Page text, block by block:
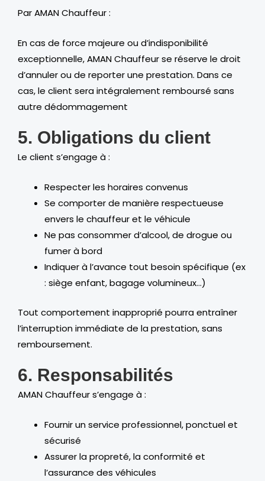
Par AMAN Chauffeur :
En cas de force majeure ou d’indisponibilité
exceptionnelle, AMAN Chauffeur se réserve le droit
d’annuler ou de reporter une prestation. Dans ce
cas, le client sera intégralement remboursé sans
autre dédommagement
5. Obligations du client
Le client s’engage à :
Respecter les horaires convenus
Se comporter de manière respectueuse
envers le chauffeur et le véhicule
Ne pas consommer d’alcool, de drogue ou
fumer à bord
Indiquer à l’avance tout besoin spécifique (ex
: siège enfant, bagage volumineux…)
Tout comportement inapproprié pourra entraîner
l’interruption immédiate de la prestation, sans
remboursement.
6. Responsabilités
AMAN Chauffeur s’engage à :
Fournir un service professionnel, ponctuel et
sécurisé
Assurer la propreté, la conformité et
l’assurance des véhicules